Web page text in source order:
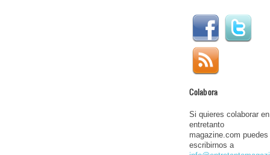
Colabora
Si quieres colaborar en
entretanto
magazine.com puedes
escribirnos a